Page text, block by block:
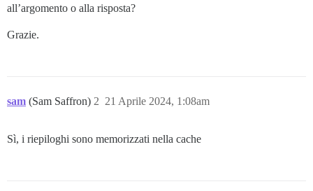
all’argomento o alla risposta?
Grazie.
sam (Sam Saffron) 21 Aprile 2024, 1:08am
2
Sì, i riepiloghi sono memorizzati nella cache